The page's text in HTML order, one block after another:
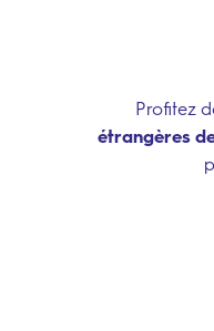
Profitez
étrangères